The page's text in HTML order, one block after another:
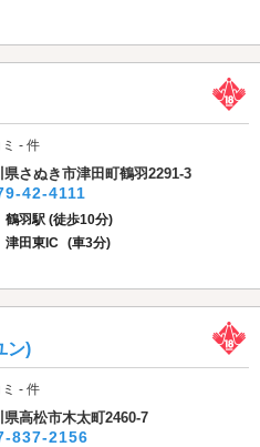
- 件
県さぬき市津田町鶴羽2291-3
42-4111
鶴羽駅 (徒歩10分)
津田東IC (車3分)
ン)
- 件
県高松市木太町2460-7
837-2156